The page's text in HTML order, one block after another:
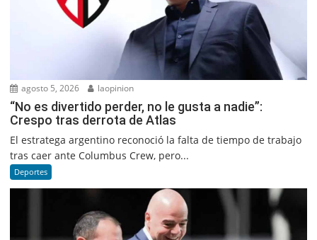
agosto 5, 2026 laopinion
“No es divertido perder, no le gusta a nadie”:
Crespo tras derrota de Atlas
El estratega argentino reconoció la falta de tiempo de trabajo
tras caer ante Columbus Crew, pero...
Deportes